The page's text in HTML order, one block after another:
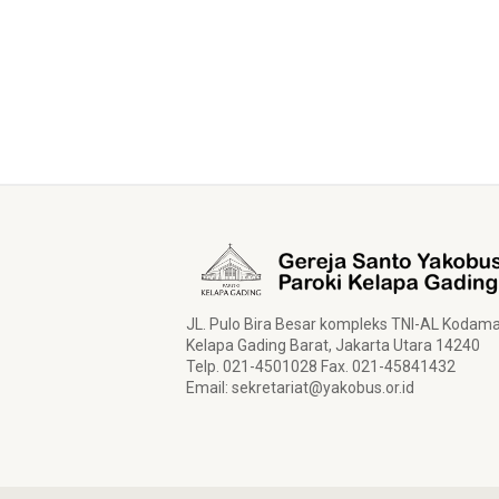
JL. Pulo Bira Besar kompleks TNI-AL
Kelapa Gading Barat, Jakarta Utara 14240
Telp. 021-4501028 Fax. 021-45841432
Email: sekretariat@yakobus.or.id